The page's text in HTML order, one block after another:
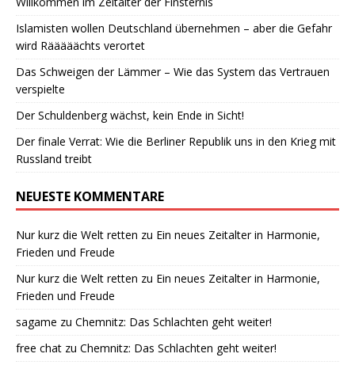
Islamisten wollen Deutschland übernehmen – aber die Gefahr
wird Rääääächts verortet
Das Schweigen der Lämmer – Wie das System das Vertrauen
verspielte
Der Schuldenberg wächst, kein Ende in Sicht!
Der finale Verrat: Wie die Berliner Republik uns in den Krieg mit
Russland treibt
NEUESTE KOMMENTARE
Nur kurz die Welt retten zu Ein neues Zeitalter in Harmonie,
Frieden und Freude
Nur kurz die Welt retten zu Ein neues Zeitalter in Harmonie,
Frieden und Freude
sagame zu Chemnitz: Das Schlachten geht weiter!
free chat zu Chemnitz: Das Schlachten geht weiter!